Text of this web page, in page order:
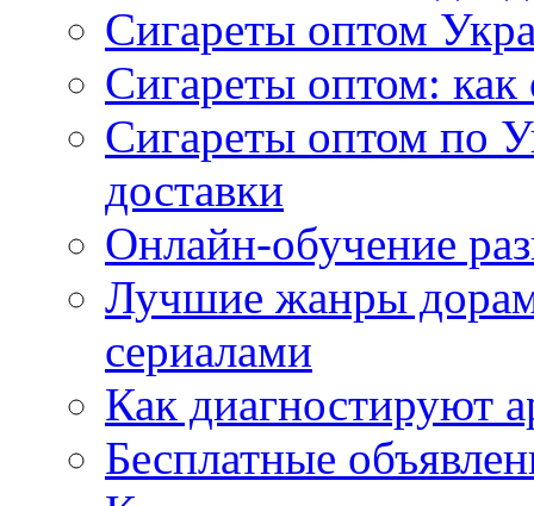
Сигареты оптом
Сигареты оптом: как
Сигареты оптом по
доставки
Онлайн-обучение
Лучшие жанры дорам
сериалами
Как диагностируют
Бесплатные